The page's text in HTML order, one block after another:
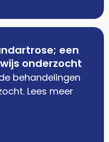
een
onderzocht
behandelingen
Lees meer